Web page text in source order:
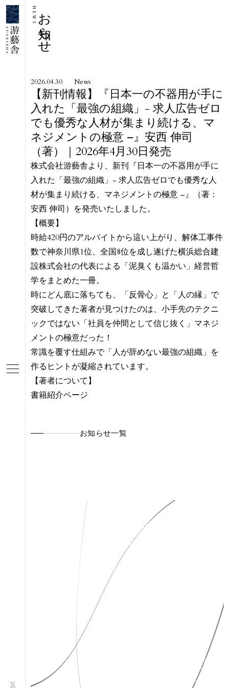
お知らせ
NEWS
2026.04.30 News
【新刊情報】『日本一の不器用が手に
入れた「最強の組織」- 求人広告ゼロ
でも優秀な人材が集まり続ける、マ
ネジメントの極意 –』安西 伸司
（著）｜2026年4月30日発売
株式会社游藝舎より、新刊『日本一の不器用が手に
入れた「最強の組織」- 求人広告ゼロでも優秀な人
材が集まり続ける、マネジメントの極意 –』（著：
安西 伸司）を発売いたしました。
【概要】
時給420円のアルバイトから這い上がり、解体工事件
数で神奈川県1位、全国8位を成し遂げた横浜総合建
設株式会社の代表による「泥臭くも温かい」経営哲
学をまとめた一冊。
時にどん底に落ちても、「反骨心」と「人の縁」で
突破してきた著者が見つけたのは、小手先のテクニ
ックではない「社員を仲間として信じ抜く」マネジ
メントの極意だった！
常識を覆す仕組みで「人が辞めない最強の組織」を
作るヒントが凝縮されています。
【著者について】
書籍紹介ページ
お知らせ一覧
私たちについて
お問い合わせ
Instagram
X(Twitter)
Facebook
ソーシャルメディアポリシー
プライバシーポリシー
サイトポリシー
©︎yugeisha inc. All rights reserved.